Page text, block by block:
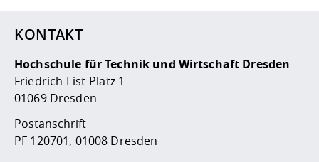
KONTAKT
Hochschule für Technik und Wirtschaft Dresden
Friedrich-List-Platz 1
01069 Dresden
Postanschrift
PF 120701, 01008 Dresden